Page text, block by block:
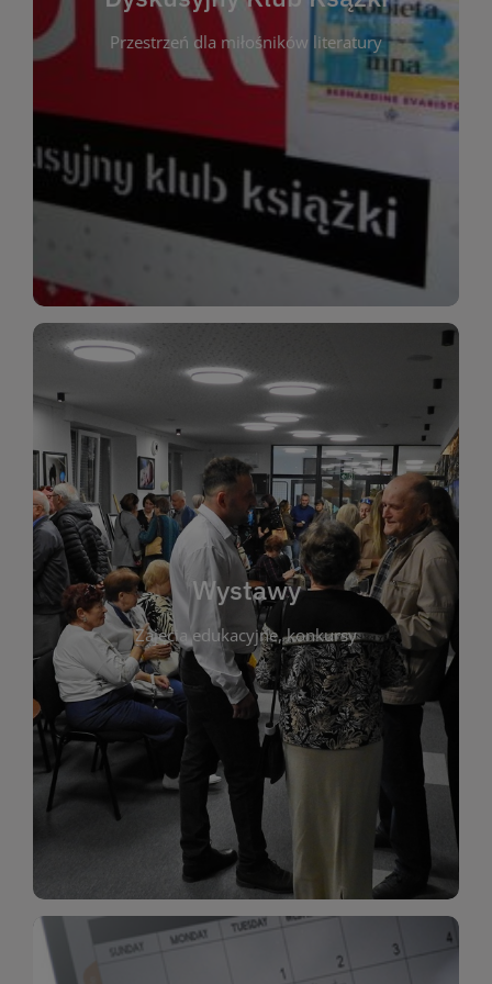
Przestrzeń dla miłośników literatury
Dyskusyjny Klub Ksążki
Dyskusyjny Klub Książki to przestrzeń dla
miłośników literatury, którzy lubią dzielić się
opiniami i emocjami po lekturze. Spotykamy się
regularnie, by rozmawiać o wybranych tytułach z
różnych gatunków literackich. Każde spotkanie to
okazja do inspirującej dyskusji, wymiany
Wystawy
Zajęcia edukacyjne, konkursy
Wystawy
Biblioteka organizuje prezentujące zarówno
sztukę lokalnych twórców, jak i zbiory tematyczne.
W tej sekcji znajdziesz informacje o aktualnych
ekspozycjach oraz archiwum wystaw z
poprzednich lat. Prezentowane prace obejmują
malarstwo, fotografię, rękodzieło i inne formy
artystyczne. Każda wystawa to wyjątkowa okazja
do kontaktu z kulturą i sztuką w przestrzeni
biblioteki. Serdecznie zapraszamy wszystkich
miłośników estetycznych doznań!
WIĘCEJ